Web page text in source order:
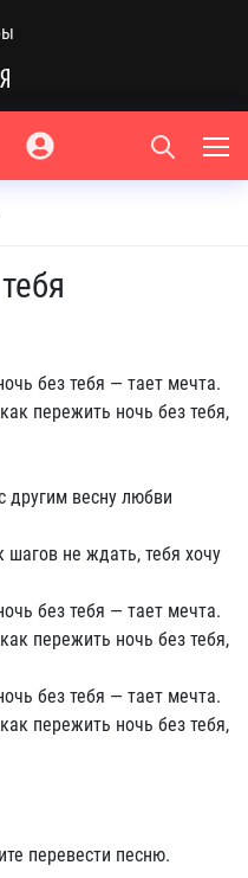
без тебя — тает мечта.
пережить ночь без тебя,
другим весну любви
шагов не ждать, тебя хочу
без тебя — тает мечта.
пережить ночь без тебя,
без тебя — тает мечта.
пережить ночь без тебя,
перевести песню.